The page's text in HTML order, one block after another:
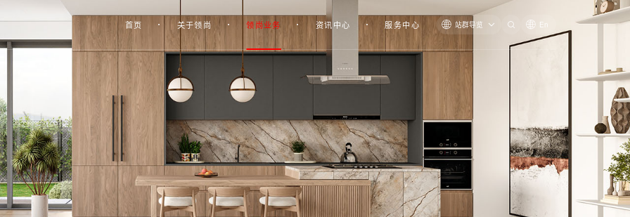
首页 关于领尚 领尚业务 资讯中心 服务中心 站群导览 En